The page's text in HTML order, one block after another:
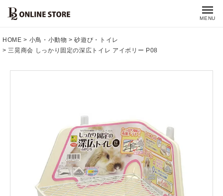
MENU
HOME 小鳥・小動物
砂遊び・トイレ
三晃商会 しっかり固定の深広トイレ アイボリー P08